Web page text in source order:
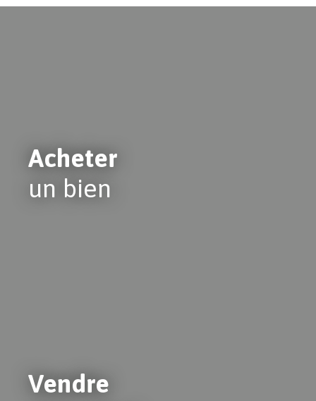
Acheter
un bien
Vendre